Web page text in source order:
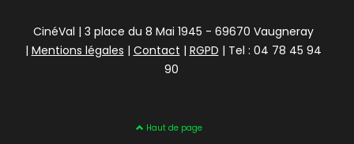
CinéVal | 3 place du 8 Mai 1945 - 69670 Vaugneray
| Mentions légales | Contact | RGPD | Tel : 04 78 45 94
90
Haut de page